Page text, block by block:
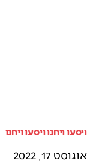
ויסעו ויחנו ויסעו ויחנו
אוגוסט 17, 2022